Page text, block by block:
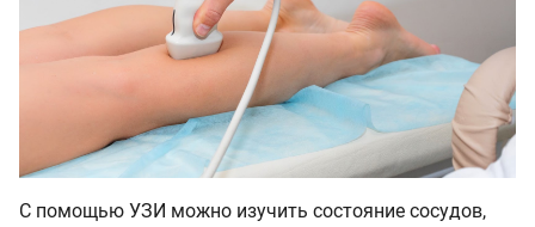
С помощью УЗИ можно изучить состояние сосудов,